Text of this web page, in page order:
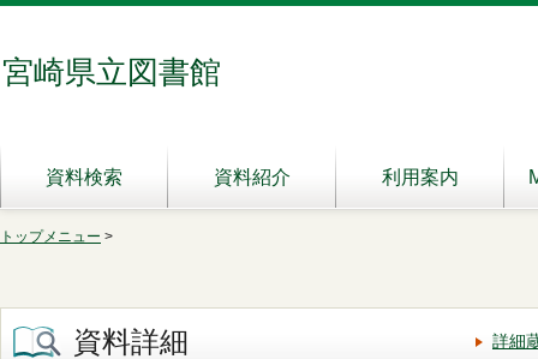
宮崎県立図書館
資料検索 資料紹介 利用案内
トップメニュー >
資料詳細 詳細